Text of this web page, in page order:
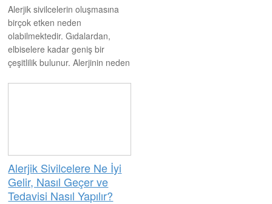
Alerjik sivilcelerin oluşmasına
birçok etken neden
olabilmektedir. Gıdalardan,
elbiselere kadar geniş bir
çeşitlilik bulunur. Alerjinin neden
Alerjik Sivilcelere Ne İyi
Gelir, Nasıl Geçer ve
Tedavisi Nasıl Yapılır?